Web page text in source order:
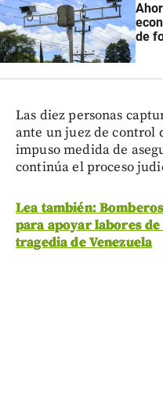
de
Las diez personas
ante un juez de control
impuso medida de
continúa el proceso
Lea también:
para apoyar labores
tragedia de Venezuela